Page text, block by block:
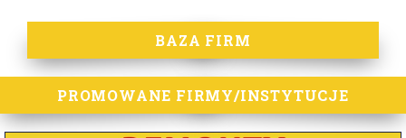
BAZA FIRM
PROMOWANE FIRMY/INSTYTUCJE